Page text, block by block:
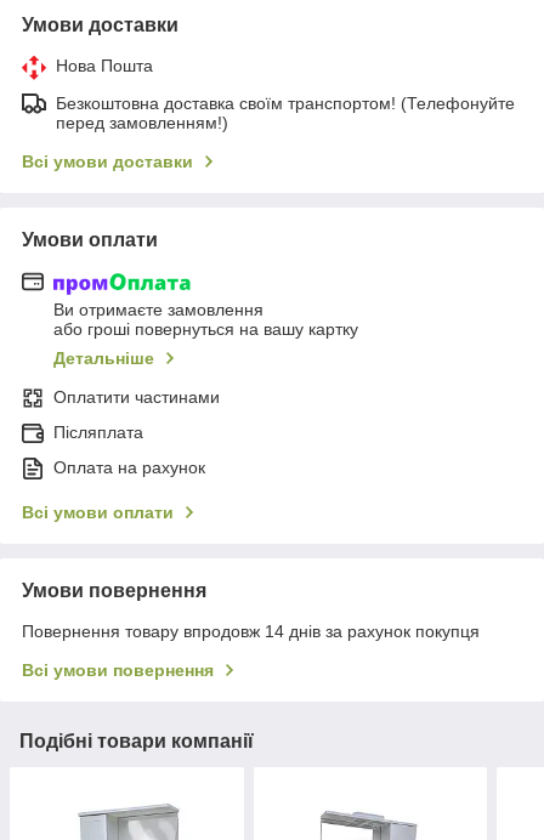
Умови доставки
Нова Пошта
Безкоштовна доставка своїм транспортом! (Телефонуйте
перед замовленням!)
Всі умови доставки
Умови оплати
Ви отримаєте замовлення
або гроші повернуться на вашу картку
Детальніше
Оплатити частинами
Післяплата
Оплата на рахунок
Всі умови оплати
Умови повернення
Повернення товару впродовж 14 днів за рахунок покупця
Всі умови повернення
Подібні товари компанії